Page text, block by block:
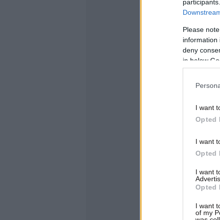
Please
information
deny
in below
I want
Opted
I want
Opted
I want
Opted
I want
of my